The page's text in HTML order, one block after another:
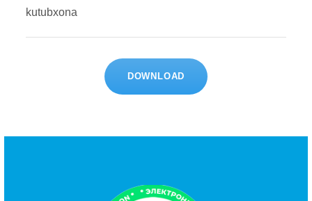
kutubxona
DOWNLOAD